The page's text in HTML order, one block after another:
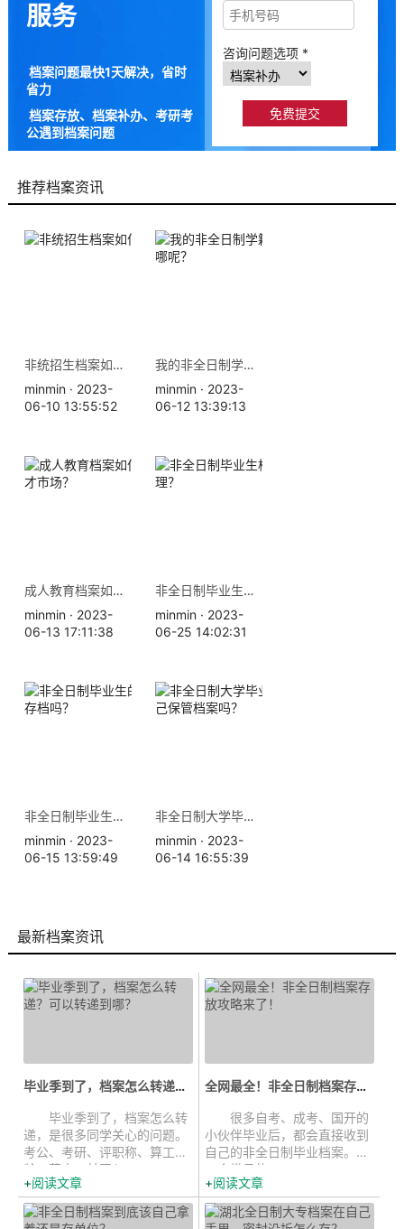
服务
档案问题最快1天解决，省时
省力
档案存放、档案补办、考研考
公遇到档案问题
咨询问题选项 *
推荐档案资讯
非统招生档案如何存放？
minmin · 2023-
06-10 13:55:52
我的非全日制学籍档案该放哪呢？
minmin · 2023-
06-12 13:39:13
成人教育档案如何存放到人才市场？
minmin · 2023-
06-13 17:11:38
非全日制毕业生档案如何处理？
minmin · 2023-
06-25 14:02:31
非全日制毕业生的档案可以存档吗？
minmin · 2023-
06-15 13:59:49
非全日制大学毕业后可以自己保管档案吗？
minmin · 2023-
06-14 16:55:39
最新档案资讯
毕业季到了，档案怎么转递？可以转递...
毕业季到了，档案怎么转
递，是很多同学关心的问题。
考公、考研、评职称、算工
龄、落户，甚至入...
阅读文章
全网最全！非全日制档案存放攻略来...
很多自考、成考、国开的
小伙伴毕业后，都会直接收到
自己的非全日制毕业档案。但
一个常见的...
阅读文章